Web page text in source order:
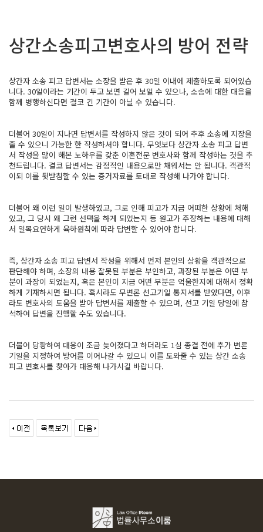
상간소송피고변호사의 방어 전략
상간자 소송 피고 답변서는 소장을 받은 후 30일 이내에 제출하도록 되어있습
니다. 30일이라는 기간이 두고 보면 길어 보일 수 있으나, 소송에 대한 대응을
함께 병행하신다면 결코 긴 기간이 아닐 수 있습니다.
​더불어 30일이 지나면 답변서를 작성하지 않은 것이 되어 추후 소송에 지장을
줄 수 있으니 가능한 한 작성하셔야 합니다. 무엇보다 상간자 소송 피고 답변
서 작성을 많이 해본 노하우를 갖춘 이혼전문 변호사와 함께 작성하는 것을 추
천드립니다. 결코 답변서는 감정적인 내용으로만 채워서는 안 됩니다. 객관적
이되 이를 뒷받침할 수 있는 증거자료를 토대로 작성해 나가야 합니다.
​더불어 왜 이런 일이 발생하였고, 그로 인해 피고가 지금 어떠한 상황에 처해
있고, 그 당시 왜 그런 선택을 하게 되었는지 등 원고가 주장하는 내용에 대해
서 일목요연하게 육하원칙에 따라 답변할 수 있어야 합니다.
즉, 상간자 소송 피고 답변서 작성을 위해서 먼저 본인의 상황을 객관적으로
판단해야 하며, 소장의 내용 잘못된 부분은 부인하고, 과장된 부분은 어떤 부
분이 과장이 되었는지, 혹은 본인이 지금 어떤 부분은 억울한지에 대해서 정확
하게 기재하시면 됩니다. 혹시라도 무변론 선고기일 통지서를 받았다면, 이후
라도 변호사의 도움을 받아 답변서를 제출할 수 있으며, 선고 기일 당일에 참
석하여 답변을 진행할 수도 있습니다.
​더불어 당황하여 대응이 조금 늦어졌다고 하더라도 1심 종결 전에 추가 변론
기일을 지정하여 방어를 이어나갈 수 있으니 이를 도와줄 수 있는 상간 소송
피고 변호사를 찾아가 대응해 나가시길 바랍니다.